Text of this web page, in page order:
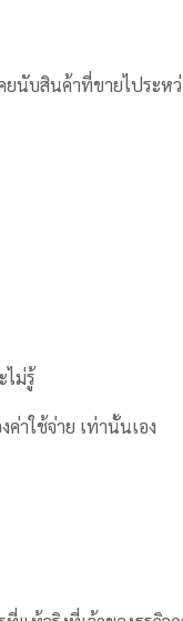
นับสินค้าที่ขายไประห
ไม่รู้
าใช้จ่าย เท่านั้นเอง